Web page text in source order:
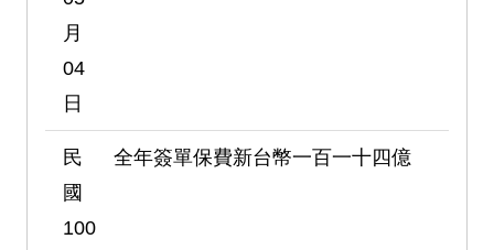
月
04
日
民
國
100
全年簽單保費新台幣一百一十四億